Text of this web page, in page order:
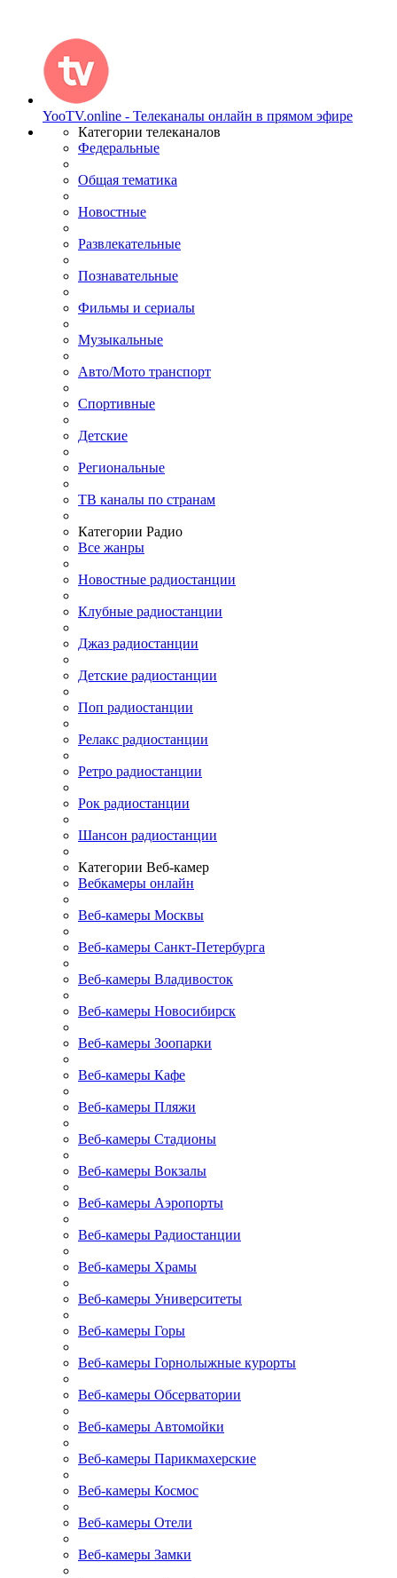
YooTV.online - Телеканалы онлайн в прямом эфире
Категории телеканалов
Федеральные
Общая тематика
Новостные
Развлекательные
Познавательные
Фильмы и сериалы
Музыкальные
Авто/Мото транспорт
Спортивные
Детские
Региональные
ТВ каналы по странам
Категории Радио
Все жанры
Новостные радиостанции
Клубные радиостанции
Джаз радиостанции
Детские радиостанции
Поп радиостанции
Релакс радиостанции
Ретро радиостанции
Рок радиостанции
Шансон радиостанции
Категории Веб-камер
Вебкамеры онлайн
Веб-камеры Москвы
Веб-камеры Санкт-Петербурга
Веб-камеры Владивосток
Веб-камеры Новосибирск
Веб-камеры Зоопарки
Веб-камеры Кафе
Веб-камеры Пляжи
Веб-камеры Стадионы
Веб-камеры Вокзалы
Веб-камеры Аэропорты
Веб-камеры Радиостанции
Веб-камеры Храмы
Веб-камеры Университеты
Веб-камеры Горы
Веб-камеры Горнолыжные курорты
Веб-камеры Обсерватории
Веб-камеры Автомойки
Веб-камеры Парикмахерские
Веб-камеры Космос
Веб-камеры Отели
Веб-камеры Замки